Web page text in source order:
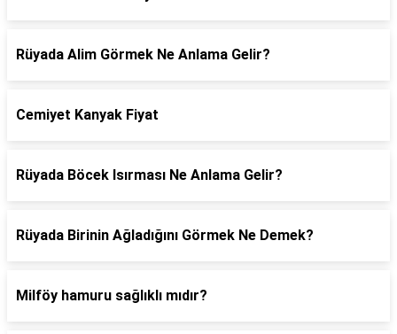
Rüyada Alim Görmek Ne Anlama Gelir?
Cemiyet Kanyak Fiyat
Rüyada Böcek Isırması Ne Anlama Gelir?
Rüyada Birinin Ağladığını Görmek Ne Demek?
Milföy hamuru sağlıklı mıdır?